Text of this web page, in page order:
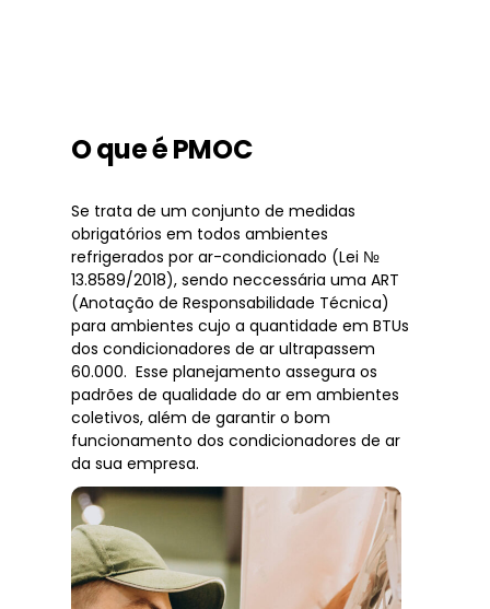
O que é PMOC
Se trata de um conjunto de medidas
obrigatórios em todos ambientes
refrigerados por ar-condicionado (Lei №
13.8589/2018), sendo neccessária uma ART
(Anotação de Responsabilidade Técnica)
para ambientes cujo a quantidade em BTUs
dos condicionadores de ar ultrapassem
60.000. Esse planejamento assegura os
padrões de qualidade do ar em ambientes
coletivos, além de garantir o bom
funcionamento dos condicionadores de ar
da sua empresa.